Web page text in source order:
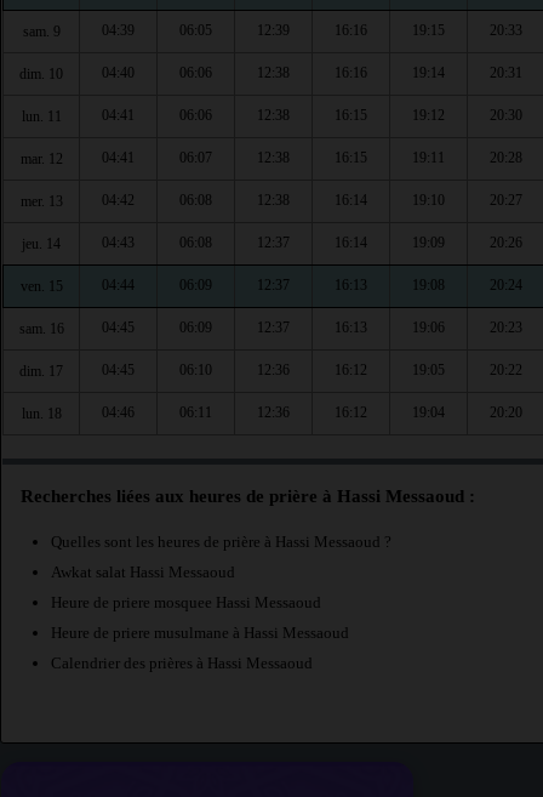
sam. 9 04:39 06:05 12:39 16:16 19:15 20:33
dim. 10 04:40 06:06 12:38 16:16 19:14 20:31
lun. 11 04:41 06:06 12:38 16:15 19:12 20:30
mar. 12 04:41 06:07 12:38 16:15 19:11 20:28
mer. 13 04:42 06:08 12:38 16:14 19:10 20:27
jeu. 14 04:43 06:08 12:37 16:14 19:09 20:26
ven. 15 04:44 06:09 12:37 16:13 19:08 20:24
sam. 16 04:45 06:09 12:37 16:13 19:06 20:23
dim. 17 04:45 06:10 12:36 16:12 19:05 20:22
lun. 18 04:46 06:11 12:36 16:12 19:04 20:20
Recherches liées aux heures de prière à Hassi Messaoud :
Quelles sont les heures de prière à Hassi Messaoud ?
Awkat salat Hassi Messaoud
Heure de priere mosquee Hassi Messaoud
Heure de priere musulmane à Hassi Messaoud
Calendrier des prières à Hassi Messaoud